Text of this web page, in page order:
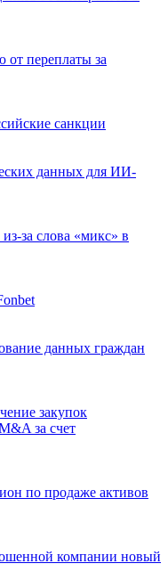
переплаты за
санкции
данных для ИИ-
за слова «микс» в
данных граждан
закупок
за счет
по продаже активов
компании новый